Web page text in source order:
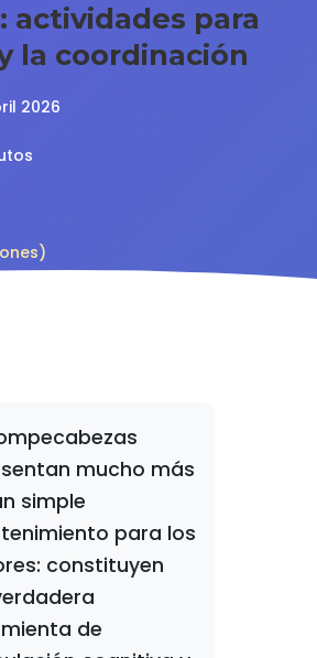
: actividades para
la coordinación
2026
mucho más
simple
para los
constituyen
de